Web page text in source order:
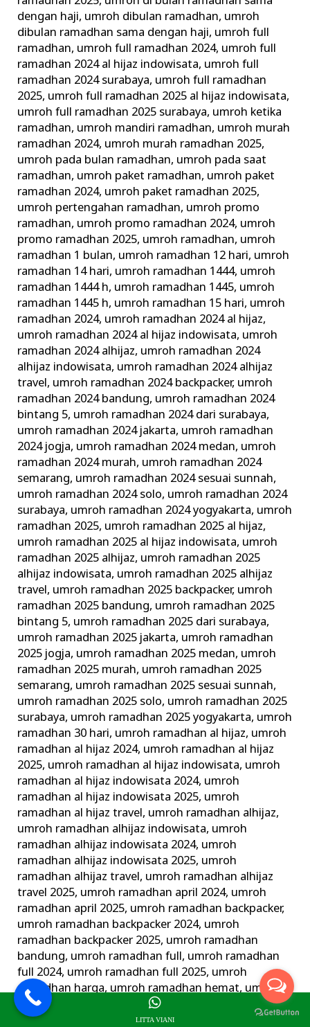
dengan haji, umroh dibulan ramadhan, umroh
dibulan ramadhan sama dengan haji, umroh full
ramadhan, umroh full ramadhan 2024, umroh full
ramadhan 2024 al hijaz indowisata, umroh full
ramadhan 2024 surabaya, umroh full ramadhan
2025, umroh full ramadhan 2025 al hijaz indowisata,
umroh full ramadhan 2025 surabaya, umroh ketika
ramadhan, umroh mandiri ramadhan, umroh murah
ramadhan 2024, umroh murah ramadhan 2025,
umroh pada bulan ramadhan, umroh pada saat
ramadhan, umroh paket ramadhan, umroh paket
ramadhan 2024, umroh paket ramadhan 2025,
umroh pertengahan ramadhan, umroh promo
ramadhan, umroh promo ramadhan 2024, umroh
promo ramadhan 2025, umroh ramadhan, umroh
ramadhan 1 bulan, umroh ramadhan 12 hari, umroh
ramadhan 14 hari, umroh ramadhan 1444, umroh
ramadhan 1444 h, umroh ramadhan 1445, umroh
ramadhan 1445 h, umroh ramadhan 15 hari, umroh
ramadhan 2024, umroh ramadhan 2024 al hijaz,
umroh ramadhan 2024 al hijaz indowisata, umroh
ramadhan 2024 alhijaz, umroh ramadhan 2024
alhijaz indowisata, umroh ramadhan 2024 alhijaz
travel, umroh ramadhan 2024 backpacker, umroh
ramadhan 2024 bandung, umroh ramadhan 2024
bintang 5, umroh ramadhan 2024 dari surabaya,
umroh ramadhan 2024 jakarta, umroh ramadhan
2024 jogja, umroh ramadhan 2024 medan, umroh
ramadhan 2024 murah, umroh ramadhan 2024
semarang, umroh ramadhan 2024 sesuai sunnah,
umroh ramadhan 2024 solo, umroh ramadhan 2024
surabaya, umroh ramadhan 2024 yogyakarta, umroh
ramadhan 2025, umroh ramadhan 2025 al hijaz,
umroh ramadhan 2025 al hijaz indowisata, umroh
ramadhan 2025 alhijaz, umroh ramadhan 2025
alhijaz indowisata, umroh ramadhan 2025 alhijaz
travel, umroh ramadhan 2025 backpacker, umroh
ramadhan 2025 bandung, umroh ramadhan 2025
bintang 5, umroh ramadhan 2025 dari surabaya,
umroh ramadhan 2025 jakarta, umroh ramadhan
2025 jogja, umroh ramadhan 2025 medan, umroh
ramadhan 2025 murah, umroh ramadhan 2025
semarang, umroh ramadhan 2025 sesuai sunnah,
umroh ramadhan 2025 solo, umroh ramadhan 2025
surabaya, umroh ramadhan 2025 yogyakarta, umroh
ramadhan 30 hari, umroh ramadhan al hijaz, umroh
ramadhan al hijaz 2024, umroh ramadhan al hijaz
2025, umroh ramadhan al hijaz indowisata, umroh
ramadhan al hijaz indowisata 2024, umroh
ramadhan al hijaz indowisata 2025, umroh
ramadhan al hijaz travel, umroh ramadhan alhijaz,
umroh ramadhan alhijaz indowisata, umroh
ramadhan alhijaz indowisata 2024, umroh
ramadhan alhijaz indowisata 2025, umroh
ramadhan alhijaz travel, umroh ramadhan alhijaz
travel 2025, umroh ramadhan april 2024, umroh
ramadhan april 2025, umroh ramadhan backpacker,
umroh ramadhan backpacker 2024, umroh
ramadhan backpacker 2025, umroh ramadhan
bandung, umroh ramadhan full, umroh ramadhan
full 2024, umroh ramadhan full 2025, umroh
ramadhan harga, umroh ramadhan hemat, umroh
ramadhan jogja
umroh ramadhan juni 2024
umroh
ramadhan juni 2025
umroh ramadhan langsung
LITTA VIANI